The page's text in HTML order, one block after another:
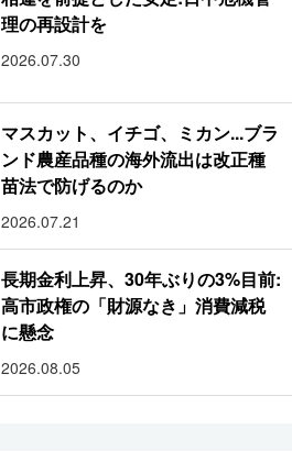
理の再設計を
2026.07.30
マスカット、イチゴ、ミカン...ブラ
ンド農産品種の海外流出は改正種
苗法で防げるのか
2026.07.21
長期金利上昇、30年ぶりの3%目前:
高市政権の「財源なき」消費減税
に懸念
2026.08.05